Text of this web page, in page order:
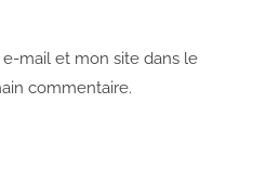
mail et mon site dans le
commentaire.